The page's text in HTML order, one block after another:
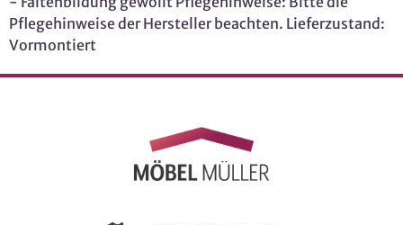
Pflegehinweise der Hersteller beachten. Lieferzustand:
Vormontiert